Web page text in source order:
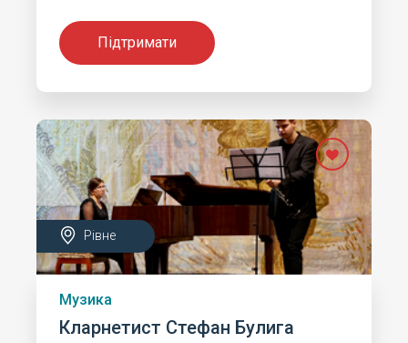
Підтримати
Рівне
Музика
Кларнетист Стефан Булига